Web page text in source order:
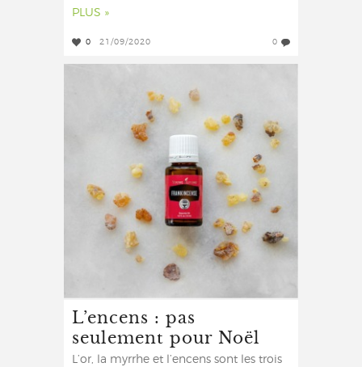
PLUS »
0 21/09/2020 0
L’encens : pas
seulement pour Noël
L’or, la myrrhe et l’encens sont les trois